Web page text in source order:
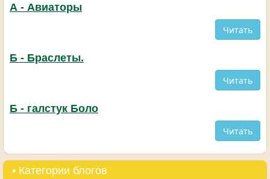
А - Авиаторы
Читать
Б - Браслеты.
Читать
Б - галстук Боло
Читать
• Категории блогов